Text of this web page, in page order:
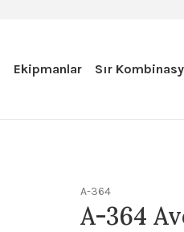
Ekipmanlar Sır
A-364
A-364